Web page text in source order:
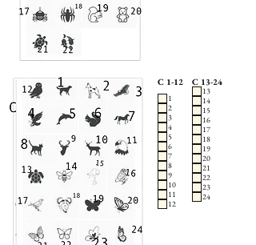
C 13-24
13
14
15
16
17
18
19
20
21
22
23
24
C 1-12
1
2
3
4
5
6
7
8
9
10
11
12